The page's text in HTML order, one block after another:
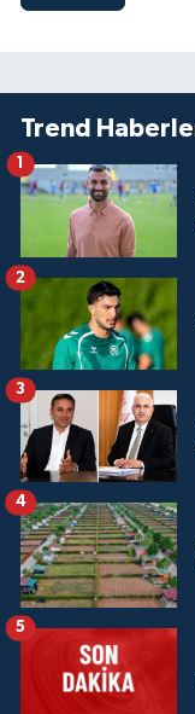
Trend
2
3
4
5